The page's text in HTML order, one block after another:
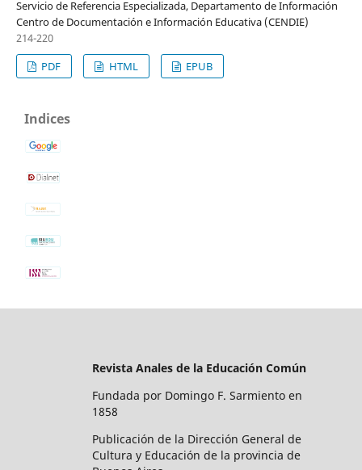
Servicio de Referencia Especializada, Departamento de Información
Centro de Documentación e Información Educativa (CENDIE)
214-220
PDF
HTML EPUB
Indices
Revista Anales de la Educación Común
Fundada por Domingo F. Sarmiento en
1858
Publicación de la Dirección General de
Cultura y Educación de la provincia de